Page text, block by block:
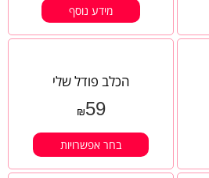
מידע נוסף
הכלב פודל שלי
₪59
בחר אפשרויות